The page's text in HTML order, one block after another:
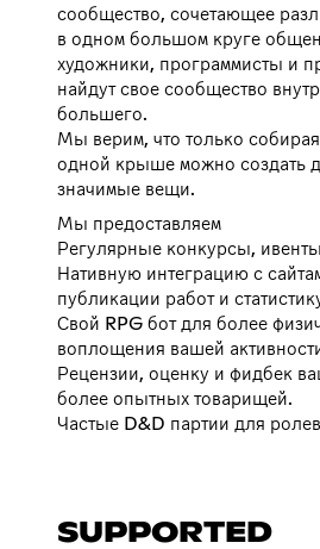
сообщество, сочетающее
в одном большом круге
художники, программисты и
найдут свое сообщество
большего.
Мы верим, что только собирая
одной крыше можно создать
значимые вещи.
Мы предоставляем
Регулярные конкурсы,
Нативную интеграцию с
публикации работ и
Свой RPG бот для более
воплощения вашей
Рецензии, оценку и фидбек
более опытных товарищей.
Частые D&D партии для
SUPPORTED